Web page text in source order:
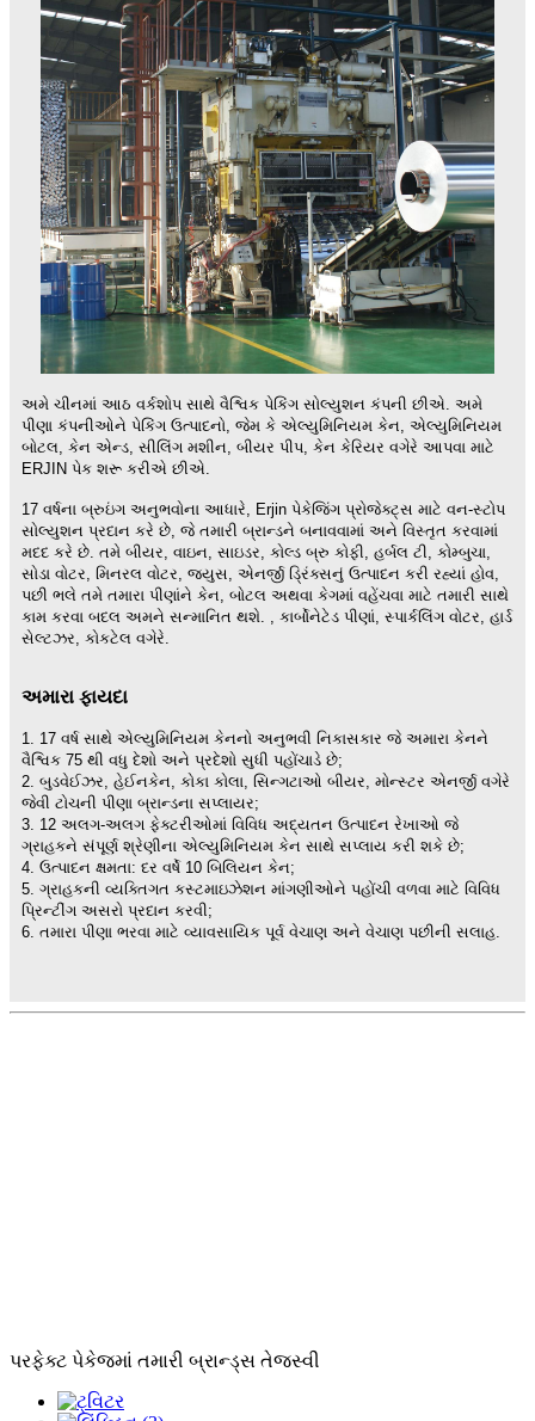
અમે ચીનમાં આઠ વર્કશોપ સાથે વૈશ્વિક પેકિંગ સોલ્યુશન કંપની છીએ. અમે
પીણા કંપનીઓને પેકિંગ ઉત્પાદનો, જેમ કે એલ્યુમિનિયમ કેન, એલ્યુમિનિયમ
બોટલ, કેન એન્ડ, સીલિંગ મશીન, બીયર પીપ, કેન કેરિયર વગેરે આપવા માટે
ERJIN પેક શરૂ કરીએ છીએ.
17 વર્ષના બ્રુઇંગ અનુભવોના આધારે, Erjin પેકેજિંગ પ્રોજેક્ટ્સ માટે વન-સ્ટોપ
સોલ્યુશન પ્રદાન કરે છે, જે તમારી બ્રાન્ડને બનાવવામાં અને વિસ્તૃત કરવામાં
મદદ કરે છે. તમે બીયર, વાઇન, સાઇડર, કોલ્ડ બ્રુ કોફી, હર્બલ ટી, કોમ્બુચા,
સોડા વોટર, મિનરલ વોટર, જ્યુસ, એનર્જી ડ્રિંક્સનું ઉત્પાદન કરી રહ્યાં હોવ,
પછી ભલે તમે તમારા પીણાંને કેન, બોટલ અથવા કેગમાં વહેંચવા માટે તમારી સાથે
કામ કરવા બદલ અમને સન્માનિત થશે. , કાર્બોનેટેડ પીણાં, સ્પાર્કલિંગ વોટર, હાર્ડ
સેલ્ટઝર, કોકટેલ વગેરે.
અમારા ફાયદા
1. 17 વર્ષ સાથે એલ્યુમિનિયમ કેનનો અનુભવી નિકાસકાર જે અમારા કેનને
વૈશ્વિક 75 થી વધુ દેશો અને પ્રદેશો સુધી પહોંચાડે છે;
2. બુડવેઈઝર, હેઈનકેન, કોકા કોલા, સિન્ગટાઓ બીયર, મોન્સ્ટર એનર્જી વગેરે
જેવી ટોચની પીણા બ્રાન્ડના સપ્લાયર;
3. 12 અલગ-અલગ ફેક્ટરીઓમાં વિવિધ અદ્યતન ઉત્પાદન રેખાઓ જે
ગ્રાહકને સંપૂર્ણ શ્રેણીના એલ્યુમિનિયમ કેન સાથે સપ્લાય કરી શકે છે;
4. ઉત્પાદન ક્ષમતા: દર વર્ષે 10 બિલિયન કેન;
5. ગ્રાહકની વ્યક્તિગત કસ્ટમાઇઝેશન માંગણીઓને પહોંચી વળવા માટે વિવિધ
પ્રિન્ટીંગ અસરો પ્રદાન કરવી;
6. તમારા પીણા ભરવા માટે વ્યાવસાયિક પૂર્વ વેચાણ અને વેચાણ પછીની સલાહ.
પરફેક્ટ પેકેજમાં તમારી બ્રાન્ડ્સ તેજસ્વી